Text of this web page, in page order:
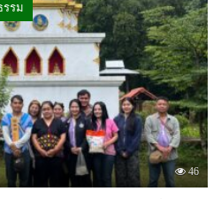
รรม
46